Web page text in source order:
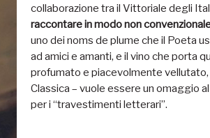
collaborazione tra il Vittoriale degli
raccontare in modo non
uno dei noms de plume che il Poeta
ad amici e amanti, e il vino che porta
profumato e piacevolmente vellutato,
Classica – vuole essere un omaggio
per i “travestimenti letterari”.